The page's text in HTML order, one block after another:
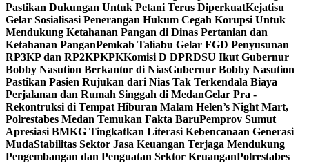
Pastikan Dukungan Untuk Petani Terus DiperkuatKejatisu
Gelar Sosialisasi Penerangan Hukum Cegah Korupsi Untuk
Mendukung Ketahanan Pangan di Dinas Pertanian dan
Ketahanan PanganPemkab Taliabu Gelar FGD Penyusunan
RP3KP dan RP2KPKPKKomisi D DPRDSU Ikut Gubernur
Bobby Nasution Berkantor di NiasGubernur Bobby Nasution
Pastikan Pasien Rujukan dari Nias Tak Terkendala Biaya
Perjalanan dan Rumah Singgah di MedanGelar Pra -
Rekontruksi di Tempat Hiburan Malam Helen’s Night Mart,
Polrestabes Medan Temukan Fakta BaruPemprov Sumut
Apresiasi BMKG Tingkatkan Literasi Kebencanaan Generasi
MudaStabilitas Sektor Jasa Keuangan Terjaga Mendukung
Pengembangan dan Penguatan Sektor KeuanganPolrestabes